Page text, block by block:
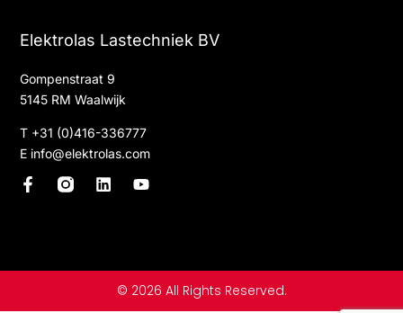
Elektrolas Lastechniek BV
Gompenstraat 9
5145 RM Waalwijk
T +31 (0)416-336777
E info@elektrolas.com
F
L
Y
© 2026 All Rights Reserved.